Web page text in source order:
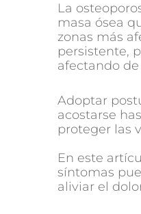
La
masa ósea
zonas más
persistente,
afectando
Adoptar
acostarse
proteger las
En este
síntomas
aliviar el